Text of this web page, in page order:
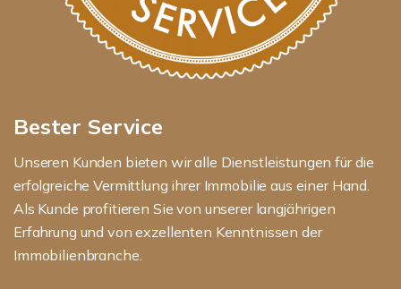
Bester Service
Unseren Kunden bieten wir alle Dienstleistungen für die
erfolgreiche Vermittlung ihrer Immobilie aus einer Hand.
Als Kunde profitieren Sie von unserer langjährigen
Erfahrung und von exzellenten Kenntnissen der
Immobilienbranche.